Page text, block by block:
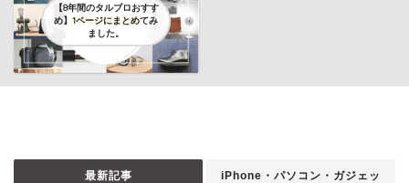
【8年間のタルブロおすす
め】1ページにまとめてみ
ました。
最新記事
iPhone・パソコン・ガジェッ